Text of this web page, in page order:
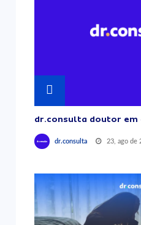
dr.consulta doutor em
dr.consulta 23, ago de